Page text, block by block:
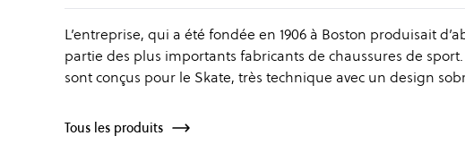
L’entreprise, qui a été fondée en 1906 à Boston produisait
partie des plus importants fabricants de chaussures de
sont conçus pour le Skate, très technique avec un design
Tous les produits